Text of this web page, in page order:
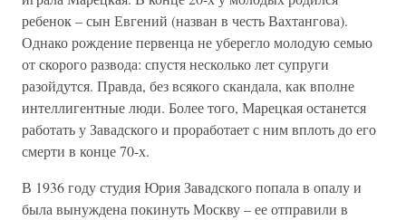
ребенок – сын Евгений (назван в честь Вахтангова).
Однако рождение первенца не уберегло молодую семью
от скорого развода: спустя несколько лет супруги
разойдутся. Правда, без всякого скандала, как вполне
интеллигентные люди. Более того, Марецкая останется
работать у Завадского и проработает с ним вплоть до его
смерти в конце 70-х.
В 1936 году студия Юрия Завадского попала в опалу и
была вынуждена покинуть Москву – ее отправили в